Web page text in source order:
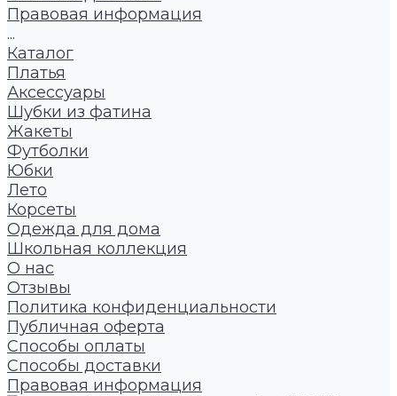
Правовая информация
...
Каталог
Платья
Аксессуары
Шубки из фатина
Жакеты
Футболки
Юбки
Лето
Корсеты
Одежда для дома
Школьная коллекция
О нас
Отзывы
Политика конфиденциальности
Публичная оферта
Способы оплаты
Способы доставки
Правовая информация